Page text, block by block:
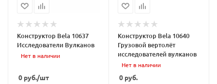
Конструктор Bela 10637
Исследователи Вулканов
Нет в наличии
0 руб./шт
Конструктор Bela 10640
Грузовой вертолёт
исследователей вулканов
Нет в наличии
0руб.